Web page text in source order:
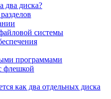
два диска?
системы
программами
флешкой
как два отдельных диска